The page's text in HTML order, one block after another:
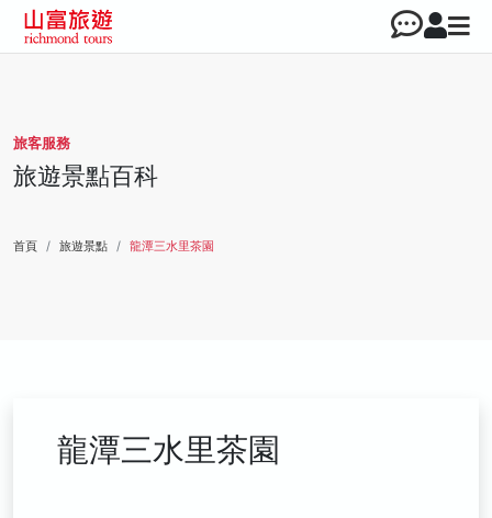
旅客服務
旅遊景點百科
首頁 旅遊景點 龍潭三水里茶園
龍潭三水里茶園